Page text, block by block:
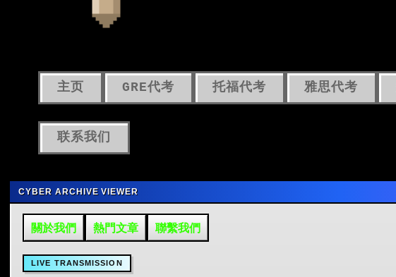
主页 GRE代考 托福代考 雅思代考
联系我们
CYBER ARCHIVE VIEWER
關於我們 熱門文章 聯繫我們
LIVE TRANSMISSION